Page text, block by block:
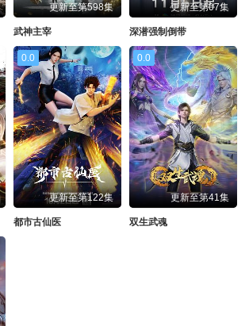
更新至第598集
武神主宰
更新至第07集
深潜强制倒带
0.0
更新至第122集
都市古仙医
0.0
更新至第41集
双生武魂